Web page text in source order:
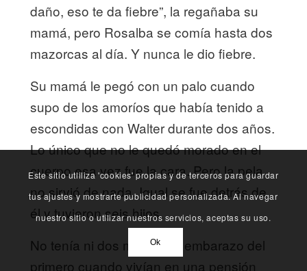
daño, eso te da fiebre”, la regañaba su
mamá, pero Rosalba se comía hasta dos
mazorcas al día. Y nunca le dio fiebre.
Su mamá le pegó con un palo cuando
supo de los amoríos que había tenido a
escondidas con Walter durante dos años.
Lo único que no le quedó morado en el
cuerpo esa vez fue la cara. Pero la pela
no sirvió de nada. Igual se fue detrás de
él y tuvieron seis hijos.
No tenía ni dos meses de embarazo del
primero cuando vivían en una pensión
Este sitio utliliza 'cookies' propias y de terceros para guardar
tus ajustes y mostrarte publicidad personalizada. Al navegar
nuestro sitio o utilizar nuestros servicios, aceptas su uso.
Ok